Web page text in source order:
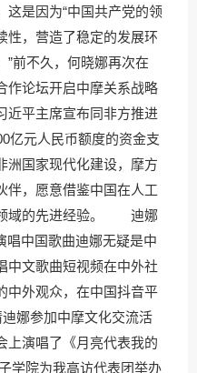
这是因为“中国共产党的领
性，营造了稳定的发展环
”前不久，何晓娜再次在
作论坛开启中摩关系战略
近平主席宣布同非方推进
亿元人民币额度的资金支
洲国家现代化建设，摩方
伴，愿意借鉴中国在人工
领域的先进经验。 迪娜
唱中国歌曲迪娜无疑是中
中文歌曲短视频在中外社
中外观众，在中国抖音平
娜参加中摩文化交流活
上演唱了《月亮代表我的
学院为我高访代表团举办